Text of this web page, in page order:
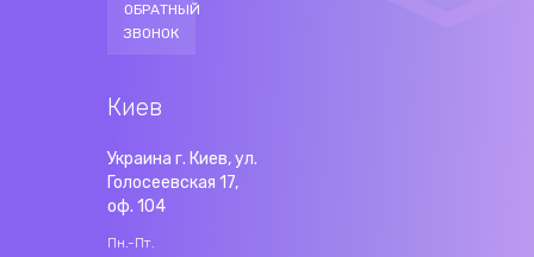
ОБРАТНЫЙ
ЗВОНОК
Киев
Украина г. Киев, ул.
Голосеевская 17,
оф. 104
Пн.-Пт.